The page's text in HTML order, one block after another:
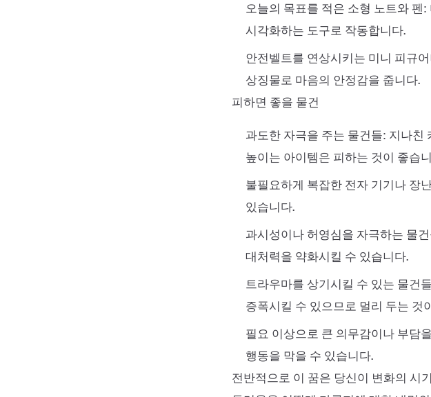
오늘의 목표를 적은 소형 노트와 펜
시각화하는 도구로 작동합니다.
안전벨트를 연상시키는 미니 피규
상징물로 마음의 안정감을 줍니다.
피하면 좋을 물건
과도한 자극을 주는 물건들: 지나친
높이는 아이템은 피하는 것이 좋습
불필요하게 복잡한 전자 기기나 장
있습니다.
과시성이나 허영심을 자극하는 물
대처력을 약화시킬 수 있습니다.
트라우마를 상기시킬 수 있는 물건
증폭시킬 수 있으므로 멀리 두는 것
필요 이상으로 큰 의무감이나 부담
행동을 막을 수 있습니다.
전반적으로 이 꿈은 당신이 변화의 시